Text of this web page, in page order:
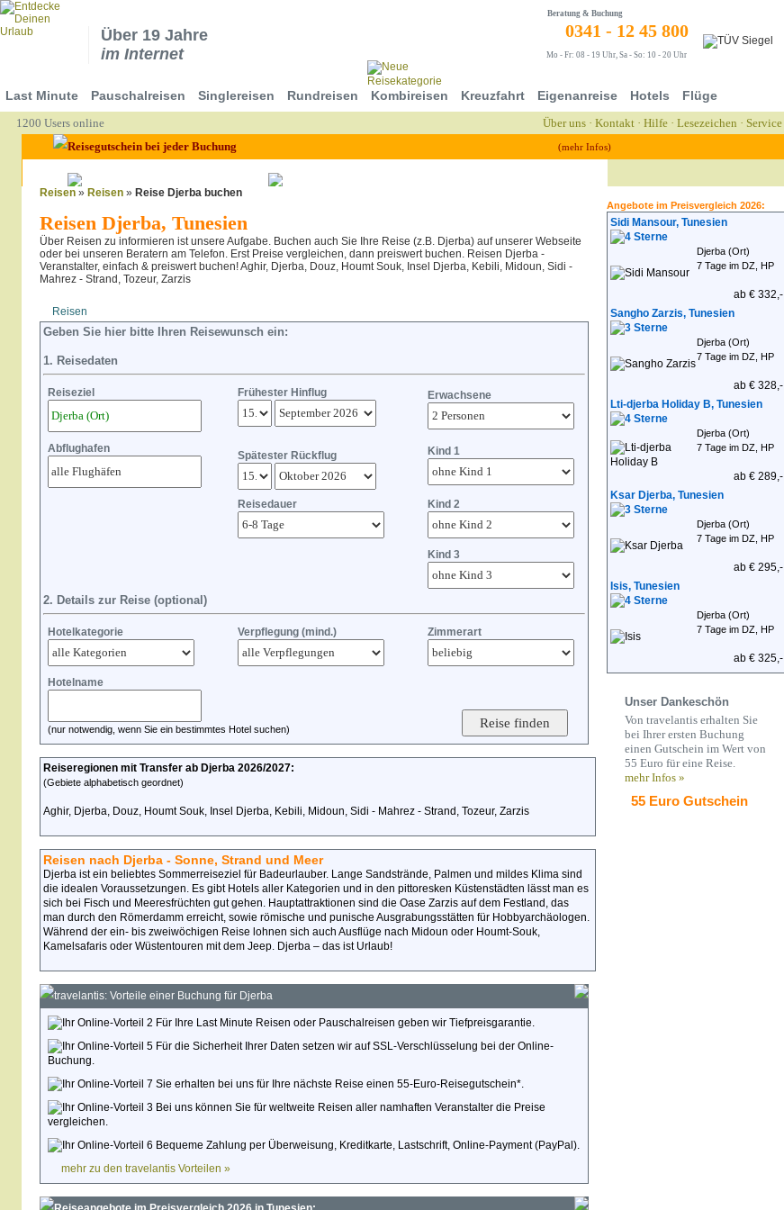
Über 19 Jahre
im Internet
Beratung & Buchung
0341 - 12 45 800
Mo - Fr: 08 - 19 Uhr, Sa - So: 10 - 20 Uhr
Last Minute Pauschalreisen Singlereisen Rundreisen Kombireisen Kreuzfahrt Eigenanreise Hotels Flüge
1200 Users online Über uns · Kontakt · Hilfe · Lesezeichen · Service
(mehr Infos)
Reisen » Reisen » Reise Djerba buchen
Reisen Djerba, Tunesien
Über Reisen zu informieren ist unsere Aufgabe. Buchen auch Sie Ihre Reise (z.B. Djerba) auf unserer Webseite
oder bei unseren Beratern am Telefon. Erst Preise vergleichen, dann preiswert buchen. Reisen Djerba -
Veranstalter, einfach & preiswert buchen! Aghir, Djerba, Douz, Houmt Souk, Insel Djerba, Kebili, Midoun, Sidi -
Mahrez - Strand, Tozeur, Zarzis
Reisen
Geben Sie hier bitte Ihren Reisewunsch ein:
1. Reisedaten
Reiseziel Frühester Hinflug Erwachsene
Abflughafen
Spätester Rückflug Kind 1
Reisedauer Kind 2
Kind 3
2. Details zur Reise (optional)
Hotelkategorie Verpflegung (mind.) Zimmerart
Hotelname
(nur notwendig, wenn Sie ein bestimmtes Hotel suchen)
Reiseregionen mit Transfer ab Djerba 2026/2027:
(Gebiete alphabetisch geordnet)
Aghir, Djerba, Douz, Houmt Souk, Insel Djerba, Kebili, Midoun, Sidi - Mahrez - Strand, Tozeur, Zarzis
Reisen nach Djerba - Sonne, Strand und Meer
Djerba ist ein beliebtes Sommerreiseziel für Badeurlauber. Lange Sandstrände, Palmen und mildes Klima sind
die idealen Voraussetzungen. Es gibt Hotels aller Kategorien und in den pittoresken Küstenstädten lässt man es
sich bei Fisch und Meeresfrüchten gut gehen. Hauptattraktionen sind die Oase Zarzis auf dem Festland, das
man durch den Römerdamm erreicht, sowie römische und punische Ausgrabungsstätten für Hobbyarchäologen.
Während der ein- bis zweiwöchigen Reise lohnen sich auch Ausflüge nach Midoun oder Houmt-Souk,
Kamelsafaris oder Wüstentouren mit dem Jeep. Djerba – das ist Urlaub!
travelantis: Vorteile einer Buchung für Djerba
Für Ihre Last Minute Reisen oder Pauschalreisen geben wir Tiefpreisgarantie.
Für die Sicherheit Ihrer Daten setzen wir auf SSL-Verschlüsselung bei der Online-
Buchung.
Sie erhalten bei uns für Ihre nächste Reise einen 55-Euro-Reisegutschein*.
Bei uns können Sie für weltweite Reisen aller namhaften Veranstalter die Preise
vergleichen.
Bequeme Zahlung per Überweisung, Kreditkarte, Lastschrift, Online-Payment (PayPal).
mehr zu den travelantis Vorteilen »
Angebote im Preisvergleich 2026:
Sidi Mansour, Tunesien
Djerba (Ort)
7 Tage im DZ, HP
ab € 332,-
Sangho Zarzis, Tunesien
Djerba (Ort)
7 Tage im DZ, HP
ab € 328,-
Lti-djerba Holiday B, Tunesien
Djerba (Ort)
7 Tage im DZ, HP
ab € 289,-
Ksar Djerba, Tunesien
Djerba (Ort)
7 Tage im DZ, HP
ab € 295,-
Isis, Tunesien
Djerba (Ort)
7 Tage im DZ, HP
ab € 325,-
Unser Dankeschön
Von travelantis erhalten Sie
bei Ihrer ersten Buchung
einen Gutschein im Wert von
55 Euro für eine Reise.
mehr Infos »
55 Euro Gutschein